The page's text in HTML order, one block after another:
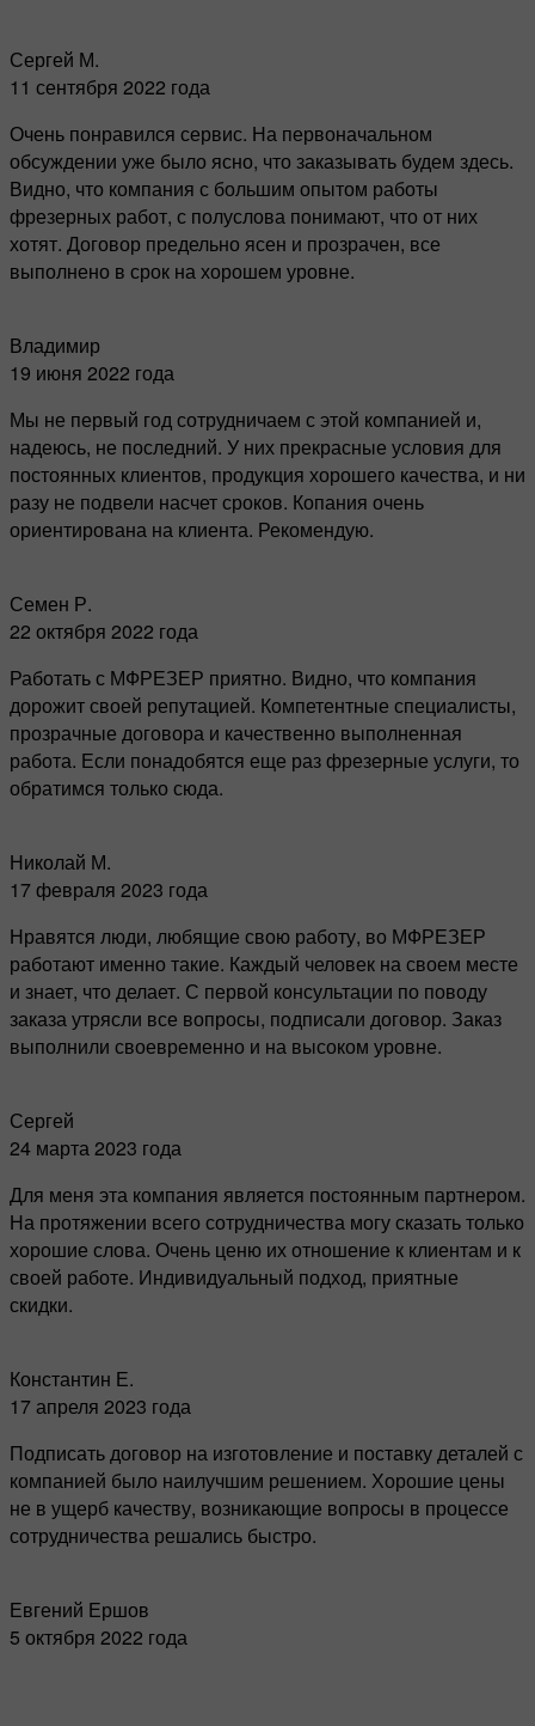
Сергей М.
11 сентября 2022 года
Очень понравился сервис. На первоначальном
обсуждении уже было ясно, что заказывать будем здесь.
Видно, что компания с большим опытом работы
фрезерных работ, с полуслова понимают, что от них
хотят. Договор предельно ясен и прозрачен, все
выполнено в срок на хорошем уровне.
Владимир
19 июня 2022 года
Мы не первый год сотрудничаем с этой компанией и,
надеюсь, не последний. У них прекрасные условия для
постоянных клиентов, продукция хорошего качества, и ни
разу не подвели насчет сроков. Копания очень
ориентирована на клиента. Рекомендую.
Семен Р.
22 октября 2022 года
Работать с МФРЕЗЕР приятно. Видно, что компания
дорожит своей репутацией. Компетентные специалисты,
прозрачные договора и качественно выполненная
работа. Если понадобятся еще раз фрезерные услуги, то
обратимся только сюда.
Николай М.
17 февраля 2023 года
Нравятся люди, любящие свою работу, во МФРЕЗЕР
работают именно такие. Каждый человек на своем месте
и знает, что делает. С первой консультации по поводу
заказа утрясли все вопросы, подписали договор. Заказ
выполнили своевременно и на высоком уровне.
Сергей
24 марта 2023 года
Для меня эта компания является постоянным партнером.
На протяжении всего сотрудничества могу сказать только
хорошие слова. Очень ценю их отношение к клиентам и к
своей работе. Индивидуальный подход, приятные
скидки.
Константин Е.
17 апреля 2023 года
Подписать договор на изготовление и поставку деталей с
компанией было наилучшим решением. Хорошие цены
не в ущерб качеству, возникающие вопросы в процессе
сотрудничества решались быстро.
Евгений Ершов
5 октября 2022 года